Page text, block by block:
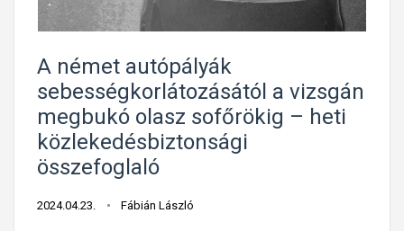
n
m
y
A német autópályák
sebességkorlátozásától a vizsgán
megbukó olasz sofőrökig – heti
közlekedésbiztonsági
összefoglaló
2024.04.23. Fábián László